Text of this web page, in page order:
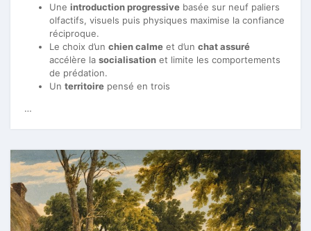
Une introduction progressive basée sur neuf paliers
olfactifs, visuels puis physiques maximise la confiance
réciproque.
Le choix d’un chien calme et d’un chat assuré
accélère la socialisation et limite les comportements
de prédation.
Un territoire pensé en trois
…